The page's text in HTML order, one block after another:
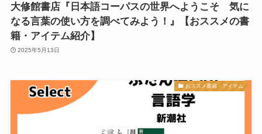
大修館書店『日本語コーパスの世界へようこそ 気に
なる言葉の使い方を調べてみよう！』【おススメの書
籍・アイテム紹介】
2025年5月13日
おススメ書籍・アイテム